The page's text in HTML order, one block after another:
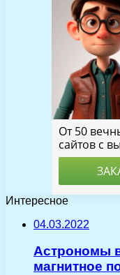
Интересное
04.03.2022
Астрономы
магнитное